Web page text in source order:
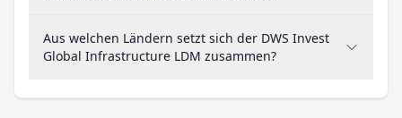
Aus welchen Ländern setzt sich der DWS Invest
Global Infrastructure LDM zusammen?